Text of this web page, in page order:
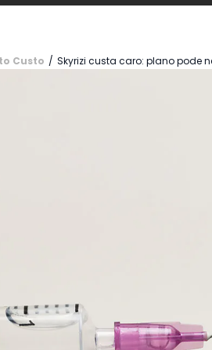
Custo / Skyrizi custa caro: plano pode